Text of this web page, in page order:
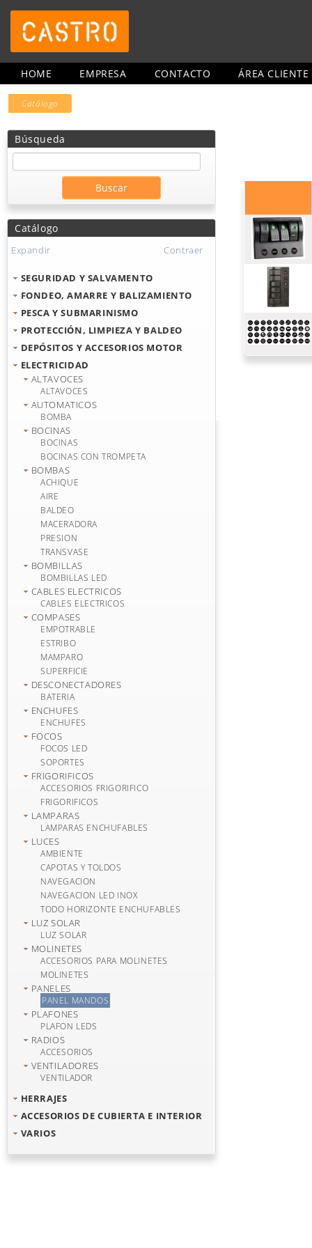
HOME EMPRESA CONTACTO ÁREA CLIENTE
Catálogo
Búsqueda
Catálogo
Expandir Contraer
SEGURIDAD Y SALVAMENTO
FONDEO, AMARRE Y BALIZAMIENTO
PESCA Y SUBMARINISMO
PROTECCIÓN, LIMPIEZA Y BALDEO
DEPÓSITOS Y ACCESORIOS MOTOR
ELECTRICIDAD
ALTAVOCES
ALTAVOCES
AUTOMATICOS
BOMBA
BOCINAS
BOCINAS
BOCINAS CON TROMPETA
BOMBAS
ACHIQUE
AIRE
BALDEO
MACERADORA
PRESION
TRANSVASE
BOMBILLAS
BOMBILLAS LED
CABLES ELECTRICOS
CABLES ELECTRICOS
COMPASES
EMPOTRABLE
ESTRIBO
MAMPARO
SUPERFICIE
DESCONECTADORES
BATERIA
ENCHUFES
ENCHUFES
FOCOS
FOCOS LED
SOPORTES
FRIGORIFICOS
ACCESORIOS FRIGORIFICO
FRIGORIFICOS
LAMPARAS
LAMPARAS ENCHUFABLES
LUCES
AMBIENTE
CAPOTAS Y TOLDOS
NAVEGACION
NAVEGACION LED INOX
TODO HORIZONTE ENCHUFABLES
LUZ SOLAR
LUZ SOLAR
MOLINETES
ACCESORIOS PARA MOLINETES
MOLINETES
PANELES
PANEL MANDOS
PLAFONES
PLAFON LEDS
RADIOS
ACCESORIOS
VENTILADORES
VENTILADOR
HERRAJES
ACCESORIOS DE CUBIERTA E INTERIOR
VARIOS